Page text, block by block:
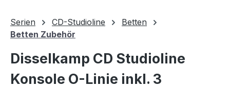
Serien CD-Studioline
Betten
Betten Zubehör
Disselkamp CD Studioline
Konsole O-Linie inkl. 3